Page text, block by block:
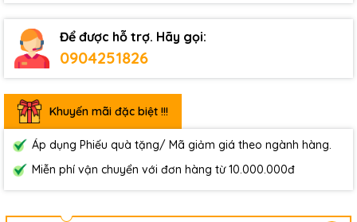
Để được hỗ trợ. Hãy gọi:
0904251826
Khuyến mãi đặc biệt !!!
Áp dụng Phiếu quà tặng/ Mã giảm giá theo ngành hàng.
Miễn phí vận chuyển với đơn hàng từ 10.000.000đ